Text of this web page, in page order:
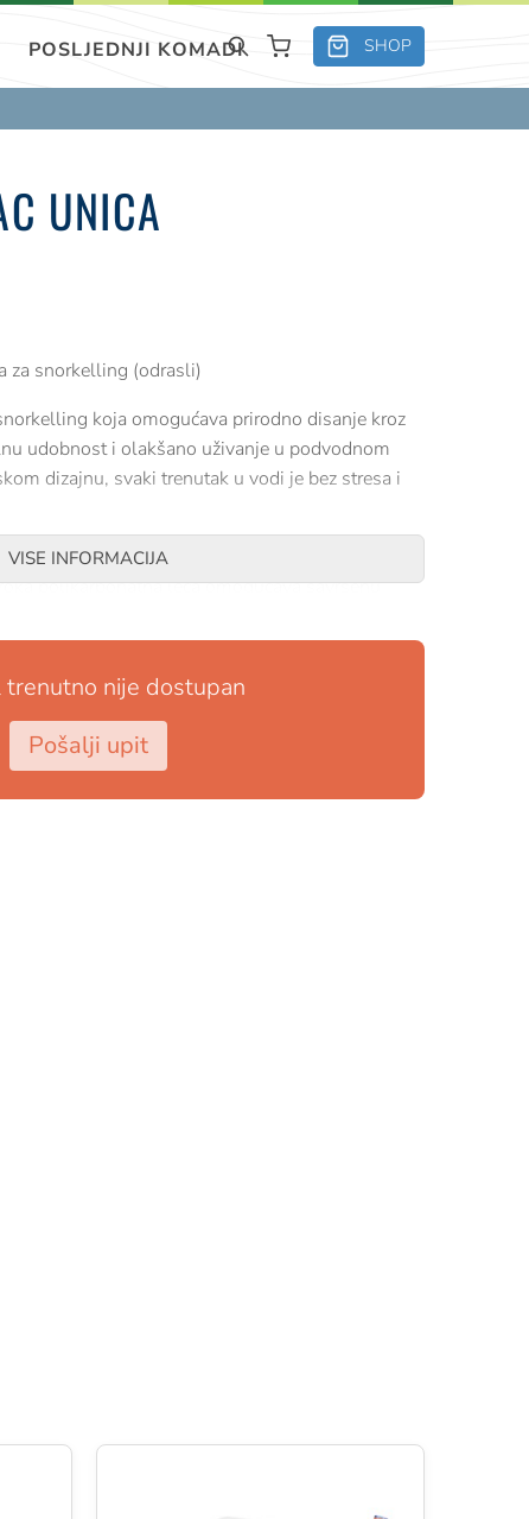
POSLJEDNJI KOMADI SHOP
UNICA
za snorkelling (odrasli)
koja omogućava prirodno disanje kroz
udobnost i olakšano uživanje u podvodnom
dizajnu, svaki trenutak u vodi je bez stresa i
polikarbonatna leća omogućava savršenu
sprječava ulazak vode prilikom slučajnog
boji radi bolje vidljivosti na površini.
– lica maska izrađena je od hipoalergenog
integrisane u masku osiguravaju stabilnost i
VISE INFORMACIJA
nije dostupan
Pošalji upit